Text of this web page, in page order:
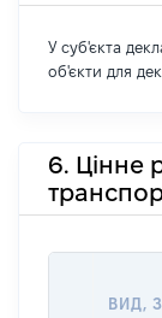
У суб'єкта
об'єкти для
6. Цінне
ВИД,